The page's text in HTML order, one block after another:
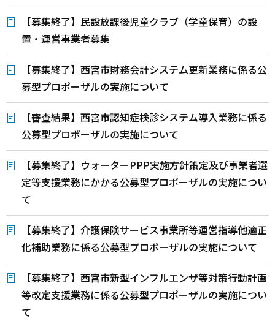
【募集終了】民設放課後児童クラブ（学童保育）の設
置・運営事業者募集
【募集終了】西宮市財務会計システム更新業務に係る公
募型プロポーザルの実施について
【審査結果】西宮市認知症検診システム導入業務に係る
公募型プロポーザルの実施について
【募集終了】ウォーターPPP実施方針策定及び事業者選
定等支援業務にかかる公募型プロポーザルの実施につい
て
【募集終了】介護保険サービス事業所等運営指導他適正
化補助業務に係る公募型プロポーザルの実施について
【募集終了】西宮市新型インフルエンザ等対策行動計画
等改定支援業務に係る公募型プロポーザルの実施につい
て